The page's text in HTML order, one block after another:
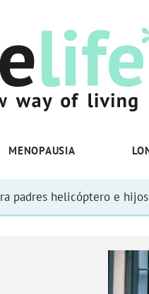
MENOPAUSIA
padres helicóptero e